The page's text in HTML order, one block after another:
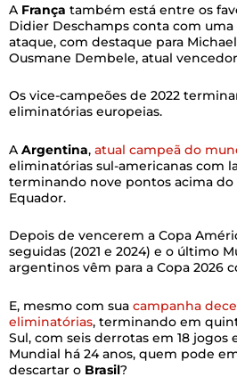
A França também está entre os
Didier Deschamps conta com
ataque, com destaque para
Ousmane Dembele, atual
Os vice-campeões de 2022
eliminatórias europeias.
A Argentina, atual campeã do
eliminatórias sul-americanas com
terminando nove pontos acima do
Equador.
Depois de vencerem a Copa
seguidas (2021 e 2024) e o último
argentinos vêm para a Copa 2026
E, mesmo com sua campanha
eliminatórias, terminando em
Sul, com seis derrotas em 18 jogos
Mundial há 24 anos, quem pode
descartar o Brasil?